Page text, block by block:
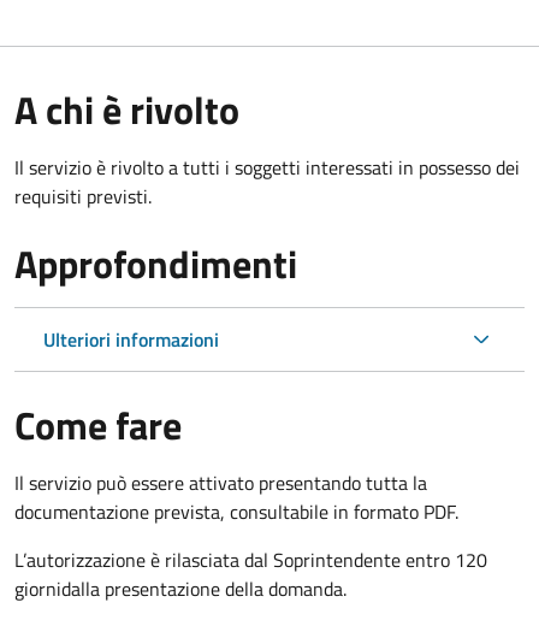
A chi è rivolto
Il servizio è rivolto a tutti i soggetti interessati in possesso dei
requisiti previsti.
Approfondimenti
Ulteriori informazioni
Come fare
Il servizio può essere attivato presentando tutta la
documentazione prevista, consultabile in formato PDF.
L’autorizzazione è rilasciata dal Soprintendente entro 120
giornidalla presentazione della domanda.